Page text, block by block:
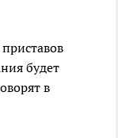
будет
в